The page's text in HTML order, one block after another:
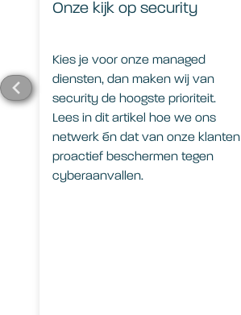
Onze kijk op security
Kies je voor onze managed
diensten, dan maken wij van
security de hoogste prioriteit.
Lees in dit artikel hoe we ons
netwerk én dat van onze klanten
proactief beschermen tegen
cyberaanvallen.